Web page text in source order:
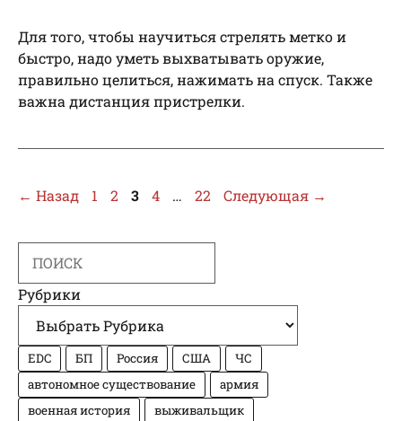
Для того, чтобы научиться стрелять метко и
быстро, надо уметь выхватывать оружие,
правильно целиться, нажимать на спуск. Также
важна дистанция пристрелки.
← Назад Страница
1 Страница
2 Страница
3 Страница
4 … Страница
22 Следующая →
Рубрики
EDC БП Россия США
ЧС
автономное существование
армия
военная история
выживальщик